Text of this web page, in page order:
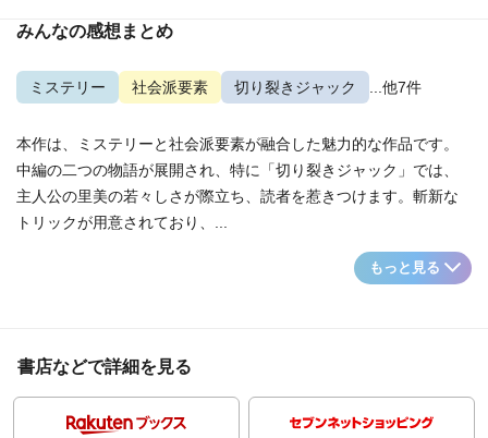
みんなの感想まとめ
ミステリー 社会派要素 切り裂きジャック ...他7件
本作は、ミステリーと社会派要素が融合した魅力的な作品です。
中編の二つの物語が展開され、特に「切り裂きジャック」では、
主人公の里美の若々しさが際立ち、読者を惹きつけます。斬新な
トリックが用意されており、...
もっと見る
書店などで詳細を見る